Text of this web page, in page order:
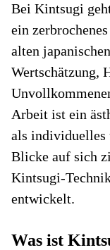
Bei Kintsugi
ein
alten
Wertschätzung,
Arbeit ist ein
als individuelles
Blicke auf sich
Kintsugi-
entwickelt.
Was ist